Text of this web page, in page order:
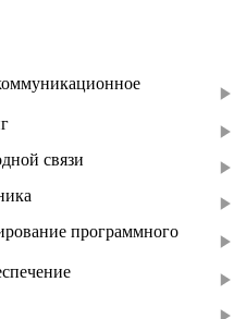
связи
программного